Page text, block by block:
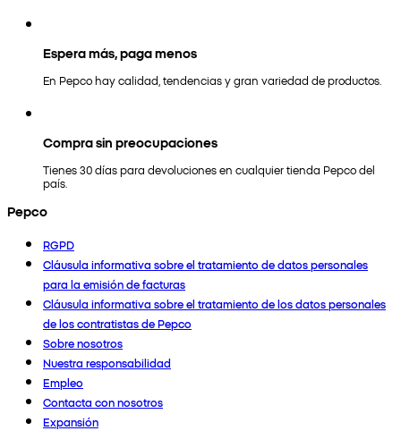
Espera más, paga menos
En Pepco hay calidad, tendencias y gran variedad de productos.
Compra sin preocupaciones
Tienes 30 días para devoluciones en cualquier tienda Pepco del
país.
Pepco
RGPD
Cláusula informativa sobre el tratamiento de datos personales
para la emisión de facturas
Cláusula informativa sobre el tratamiento de los datos personales
de los contratistas de Pepco
Sobre nosotros
Nuestra responsabilidad
Empleo
Contacta con nosotros
Expansión